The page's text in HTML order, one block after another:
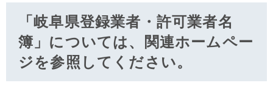
「岐阜県登録業者・許可業者名
簿」については、関連ホームペー
ジを参照してください。